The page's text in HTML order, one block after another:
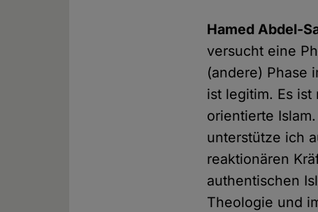
Hamed Abdel-
versucht eine
(andere) Phase
ist legitim. Es
orientierte
unterstütze ich
reaktionären
authentischen
Theologie und